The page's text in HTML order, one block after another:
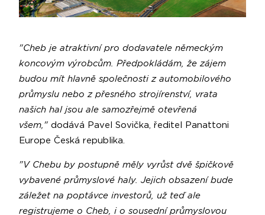
"Cheb je atraktivní pro dodavatele německým
koncovým výrobcům. Předpokládám, že zájem
budou mít hlavně společnosti z automobilového
průmyslu nebo z přesného strojírenství, vrata
našich hal jsou ale samozřejmě otevřená
všem," dodává Pavel Sovička, ředitel Panattoni
Europe Česká republika.
"V Chebu by postupně měly vyrůst dvě špičkově
vybavené průmyslové haly. Jejich obsazení bude
záležet na poptávce investorů, už teď ale
registrujeme o Cheb, i o sousední průmyslovou